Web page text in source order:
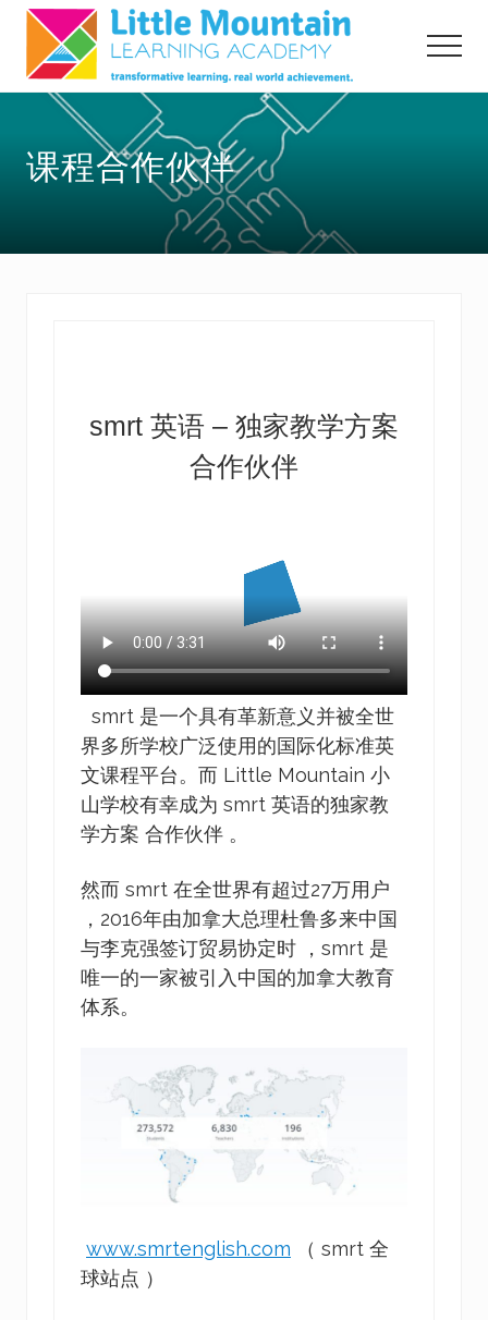
Menu
Skip
main
content
Skip
primary
sidebar
transformative
learning,
real
world
Menu
课程合作伙伴
smrt 英语 – 独家教学方案
合作伙伴
smrt 是一个具有革新意义并被全世
界多所学校广泛使用的国际化标准英
文课程平台。而 Little Mountain 小
山学校有幸成为 smrt 英语的独家教
学方案 合作伙伴 。
然而 smrt 在全世界有超过27万用户
，2016年由加拿大总理杜鲁多来中国
与李克强签订贸易协定时 ，smrt 是
唯一的一家被引入中国的加拿大教育
体系。
www.smrtenglish.com （ smrt 全
球站点 ）